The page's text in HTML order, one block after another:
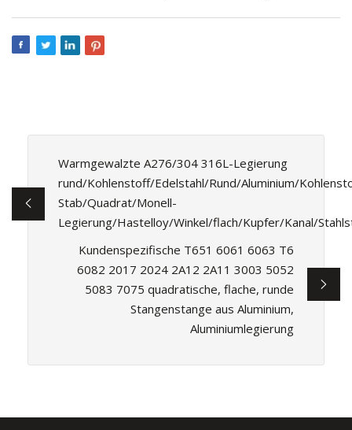
Warmgewalzte A276/304 316L-Legierung
rund/Kohlenstoff/Edelstahl/Rund/Aluminium/
Stab/Quadrat/Monell-
Legierung/Hastelloy/Winkel/flach/Kupfer/Kanal/
Kundenspezifische T651 6061 6063 T6
6082 2017 2024 2A12 2A11 3003 5052
5083 7075 quadratische, flache, runde
Stangenstange aus Aluminium,
Aluminiumlegierung